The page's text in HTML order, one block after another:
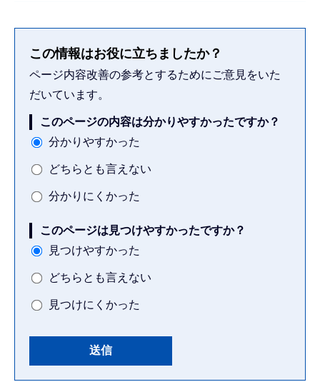
この情報はお役に立ちましたか？
ページ内容改善の参考とするためにご意見をいた
だいています。
このページの内容は分かりやすかったですか？
分かりやすかった
どちらとも言えない
分かりにくかった
このページは見つけやすかったですか？
見つけやすかった
どちらとも言えない
見つけにくかった